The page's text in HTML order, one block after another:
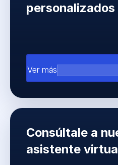
personalizados
Ver más
Consúltale a
asistente